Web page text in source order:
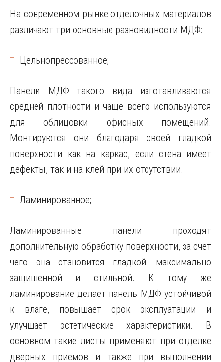
На современном рынке отделочных материалов
различают три основные разновидности МДФ:
Цельнопрессованное;
Панели МДФ такого вида изготавливаются
средней плотности и чаще всего используются
для облицовки офисных помещений.
Монтируются они благодаря своей гладкой
поверхности как на каркас, если стена имеет
дефекты, так и на клей при их отсутствии.
Ламинированное;
Ламинированные панели проходят
дополнительную обработку поверхности, за счет
чего она становится гладкой, максимально
защищенной и стильной. К тому же
ламинирование делает панель МДФ устойчивой
к влаге, повышает срок эксплуатации и
улучшает эстетические характеристики. В
основном такие листы применяют при отделке
дверных приемов и также при выполнении